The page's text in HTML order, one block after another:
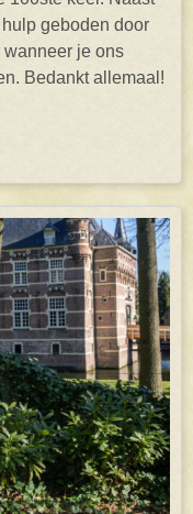
geboden door
wanneer je ons
Bedankt allemaal!